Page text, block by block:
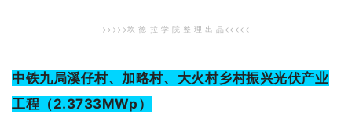
>>>>>坎 德 拉 学 院 整 理 出 品<<<<<
中铁九局溪仔村、加略村、大火村乡村振兴光伏产业
工程（2.3733MWp）